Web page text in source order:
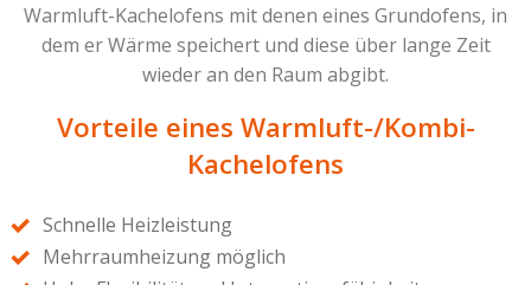
Warmluft-Kachelofens mit denen eines Grundofens, in
dem er Wärme speichert und diese über lange Zeit
wieder an den Raum abgibt.
Vorteile eines Warmluft-/Kombi-
Kachelofens
Schnelle Heizleistung
Mehrraumheizung möglich